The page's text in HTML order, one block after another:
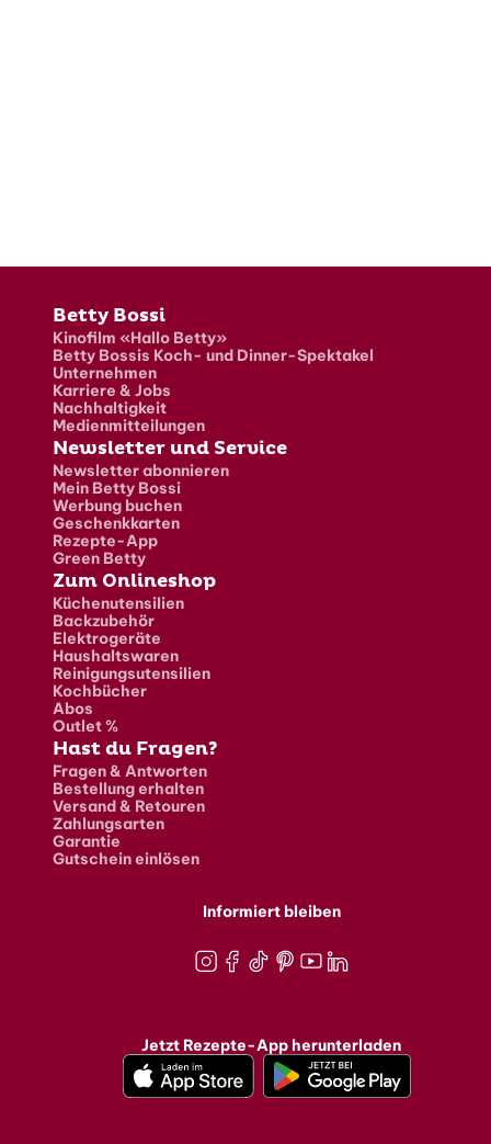
Fusszeile
Betty Bossi
Kinofilm «Hallo Betty»
Betty Bossis Koch- und Dinner-Spektakel
Unternehmen
Karriere & Jobs
Nachhaltigkeit
Medienmitteilungen
Newsletter und Service
Newsletter abonnieren
Mein Betty Bossi
Werbung buchen
Geschenkkarten
Rezepte-App
Green Betty
Zum Onlineshop
Küchenutensilien
Backzubehör
Elektrogeräte
Haushaltswaren
Reinigungsutensilien
Kochbücher
Abos
Outlet %
Hast du Fragen?
Fragen & Antworten
Bestellung erhalten
Versand & Retouren
Zahlungsarten
Garantie
Gutschein einlösen
Informiert bleiben
Jetzt Rezepte-App herunterladen